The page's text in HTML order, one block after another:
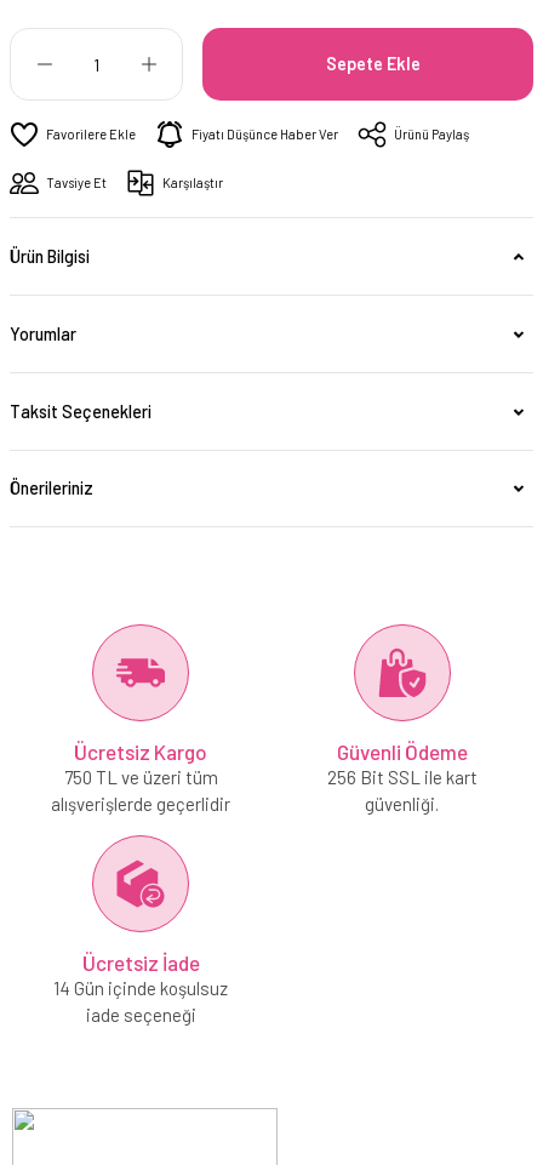
Sepete Ekle
Fiyatı Düşünce Haber Ver Ürünü Paylaş
Tavsiye Et Karşılaştır
Ürün Bilgisi
Yorumlar
Taksit Seçenekleri
Önerileriniz
Ücretsiz Kargo
750 TL ve üzeri tüm
alışverişlerde geçerlidir
Güvenli Ödeme
256 Bit SSL ile kart
güvenliği.
Ücretsiz İade
14 Gün içinde koşulsuz
iade seçeneği